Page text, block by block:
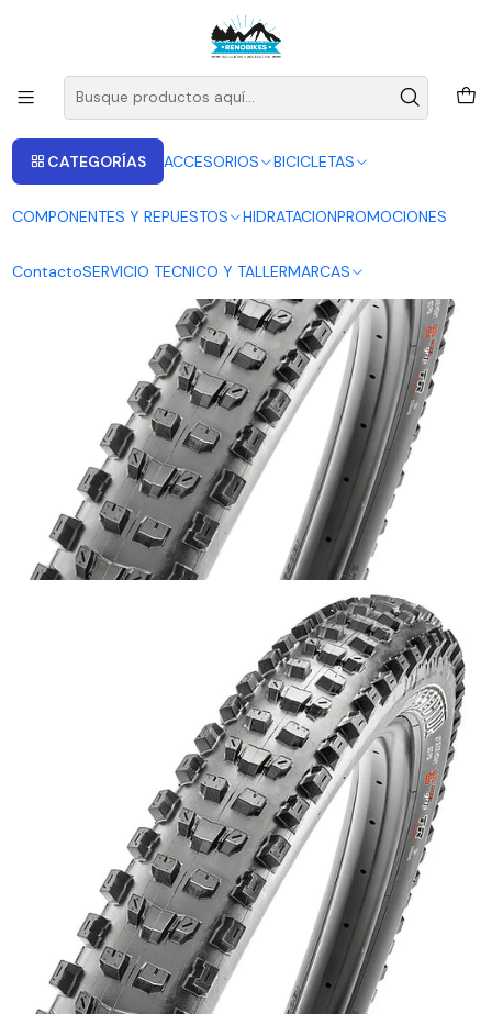
CATEGORÍAS ACCESORIOS BICICLETAS
COMPONENTES Y REPUESTOS HIDRATACIONPROMOCIONES
ContactoSERVICIO TECNICO Y TALLERMARCAS
ENVIOS A LAS RECIONES V - IV - RM DESDE 2.990